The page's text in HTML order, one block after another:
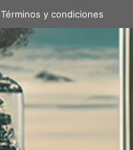
Términos y condiciones